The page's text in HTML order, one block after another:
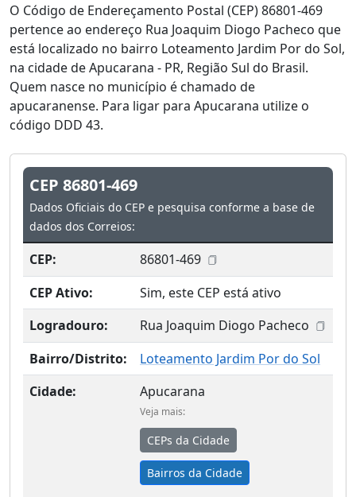
O Código de Endereçamento Postal (CEP) 86801-469
pertence ao endereço Rua Joaquim Diogo Pacheco que
está localizado no bairro Loteamento Jardim Por do Sol,
na cidade de Apucarana - PR, Região Sul do Brasil.
Quem nasce no município é chamado de
apucaranense. Para ligar para Apucarana utilize o
código DDD 43.
CEP 86801-469
Dados Oficiais do CEP e pesquisa conforme a base de
dados dos Correios:
CEP:
86801-469
CEP Ativo:
Sim, este CEP está ativo
Logradouro:
Rua Joaquim Diogo Pacheco
Bairro/Distrito:
Loteamento Jardim Por do Sol
Cidade:
Apucarana
Veja mais:
CEPs da Cidade
Bairros da Cidade